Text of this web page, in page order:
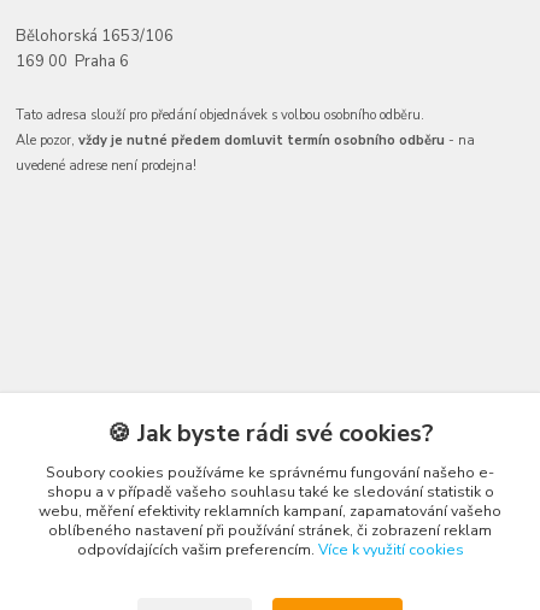
Bělohorská 1653/106
169 00 Praha 6
Tato adresa slouží pro předání objednávek s volbou osobního odběru.
Ale pozor,vždy je nutné předem domluvit termín osobního odběru - na
uvedené adrese není prodejna!
Kontakty🍪 Jak byste rádi své cookies?
Soubory cookies používáme ke správnému fungování našeho e-
shopu a v případě vašeho souhlasu také ke sledování statistik o
webu, měření efektivity reklamních kampaní, zapamatování vašeho
oblíbeného nastavení při používání stránek, či zobrazení reklam
odpovídajících vašim preferencím. Více k využití cookies